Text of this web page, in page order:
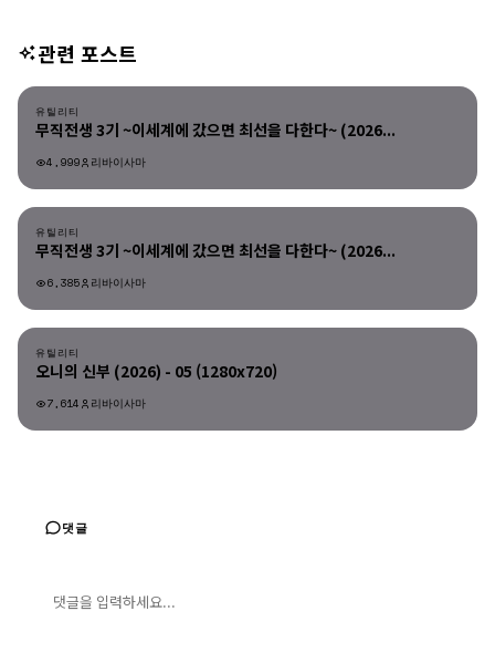
관련 포스트
유틸리티
유틸리티
무직전생 3기 ~이세계에 갔으면 최선을 다한다~ (2026...
4,999 리바이사마
유틸리티
유틸리티
무직전생 3기 ~이세계에 갔으면 최선을 다한다~ (2026...
6,385 리바이사마
유틸리티
유틸리티
오니의 신부 (2026) - 05 (1280x720)
7,614 리바이사마
댓글